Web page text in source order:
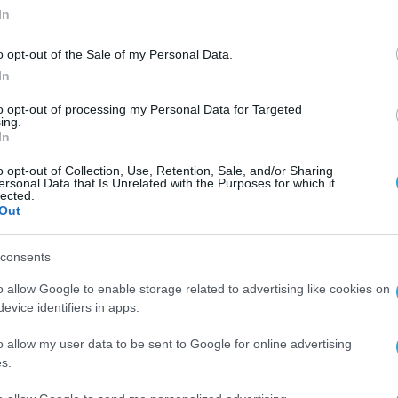
opt-out of the Sale of my Personal Data.
opt-out of processing my Personal Data for Targeted
opt-out of Collection, Use, Retention, Sale, and/or Sharing
Data that Is Unrelated with the Purposes for which it
allow Google to enable storage related to advertising like cookies on
identifiers in apps.
allow my user data to be sent to Google for online advertising